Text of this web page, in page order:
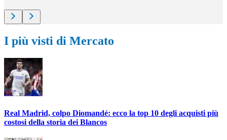
I più visti di Mercato
Real Madrid, colpo Diomandé: ecco la top 10 degli acquisti più
costosi della storia dei Blancos